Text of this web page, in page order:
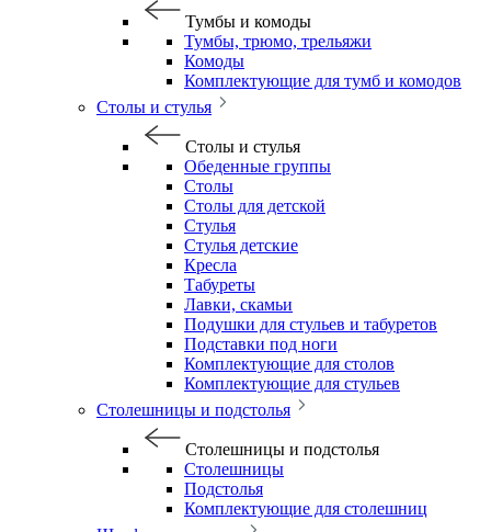
Тумбы и комоды
Тумбы, трюмо, трельяжи
Комоды
Комплектующие для тумб и комодов
Столы и стулья
Столы и стулья
Обеденные группы
Столы
Столы для детской
Стулья
Стулья детские
Кресла
Табуреты
Лавки, скамьи
Подушки для стульев и табуретов
Подставки под ноги
Комплектующие для столов
Комплектующие для стульев
Столешницы и подстолья
Столешницы и подстолья
Столешницы
Подстолья
Комплектующие для столешниц